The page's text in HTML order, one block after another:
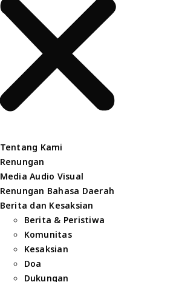
Tentang Kami
Renungan
Media Audio Visual
Renungan Bahasa Daerah
Berita dan Kesaksian
Berita & Peristiwa
Komunitas
Kesaksian
Doa
Dukungan